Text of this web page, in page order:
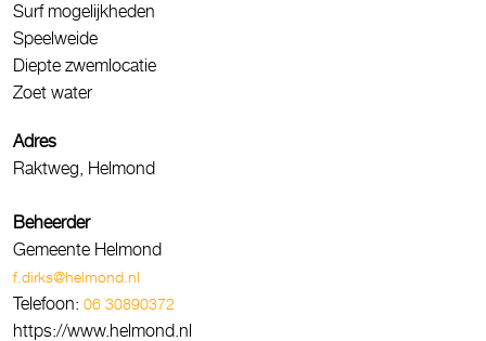
Surf mogelijkheden
Speelweide
Diepte zwemlocatie
Zoet water
Adres
Raktweg, Helmond
Beheerder
Gemeente Helmond
f.dirks@helmond.nl
Telefoon: 06 30890372
https://www.helmond.nl